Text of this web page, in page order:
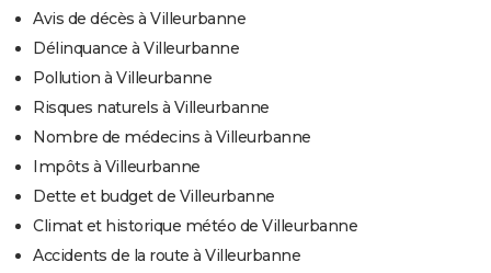
Avis de décès à Villeurbanne
Délinquance à Villeurbanne
Pollution à Villeurbanne
Risques naturels à Villeurbanne
Nombre de médecins à Villeurbanne
Impôts à Villeurbanne
Dette et budget de Villeurbanne
Climat et historique météo de Villeurbanne
Accidents de la route à Villeurbanne